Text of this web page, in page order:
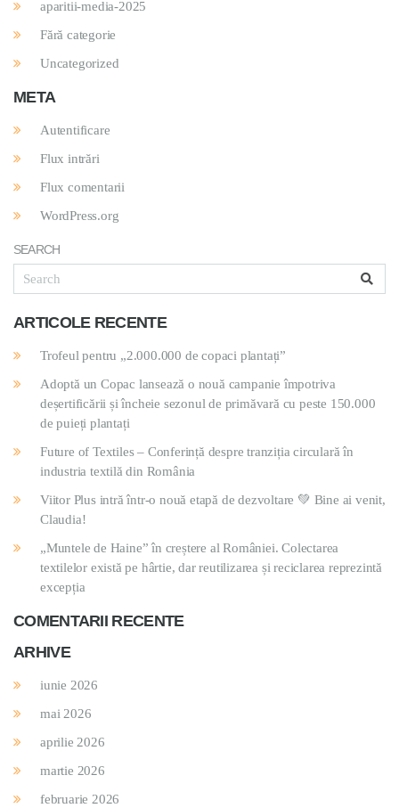
aparitii-media-2025
Fără categorie
Uncategorized
META
Autentificare
Flux intrări
Flux comentarii
WordPress.org
SEARCH
ARTICOLE RECENTE
Trofeul pentru „2.000.000 de copaci plantați”
Adoptă un Copac lansează o nouă campanie împotriva
deșertificării și încheie sezonul de primăvară cu peste 150.000
de puieți plantați
Future of Textiles – Conferință despre tranziția circulară în
industria textilă din România
Viitor Plus intră într-o nouă etapă de dezvoltare 💚 Bine ai venit,
Claudia!
„Muntele de Haine” în creștere al României. Colectarea
textilelor există pe hârtie, dar reutilizarea și reciclarea reprezintă
excepția
COMENTARII RECENTE
ARHIVE
iunie 2026
mai 2026
aprilie 2026
martie 2026
februarie 2026